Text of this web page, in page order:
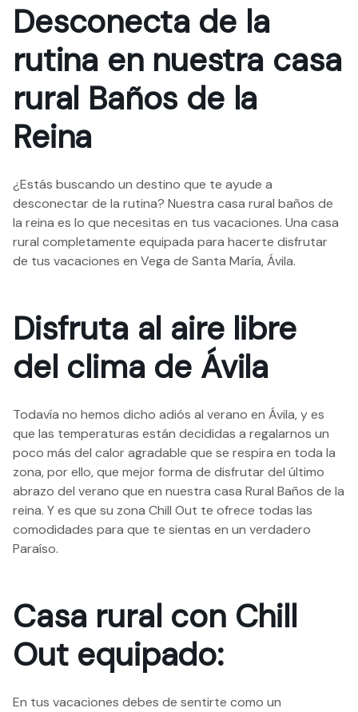
Desconecta de la
rutina en nuestra casa
rural Baños de la
Reina
¿Estás buscando un destino que te ayude a
desconectar de la rutina? Nuestra casa rural baños de
la reina es lo que necesitas en tus vacaciones. Una casa
rural completamente equipada para hacerte disfrutar
de tus vacaciones en Vega de Santa María, Ávila.
Disfruta al aire libre
del clima de Ávila
Todavía no hemos dicho adiós al verano en Ávila, y es
que las temperaturas están decididas a regalarnos un
poco más del calor agradable que se respira en toda la
zona, por ello, que mejor forma de disfrutar del último
abrazo del verano que en nuestra casa Rural Baños de la
reina. Y es que su zona Chill Out te ofrece todas las
comodidades para que te sientas en un verdadero
Paraíso.
Casa rural con Chill
Out equipado:
En tus vacaciones debes de sentirte como un